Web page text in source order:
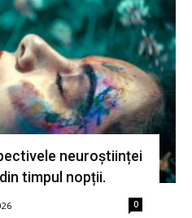
neuroștiinței
timpul nopții.
0